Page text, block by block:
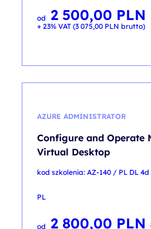
od 2 500,00 PLN
+ 23% VAT (3 075,00 PLN brutto)
AZURE ADMINISTRATOR
Configure and Operate
Virtual Desktop
kod szkolenia: AZ-140 / PL DL 4d
PL
od
Pierwotna
2 800,00 PLN
Aktualna